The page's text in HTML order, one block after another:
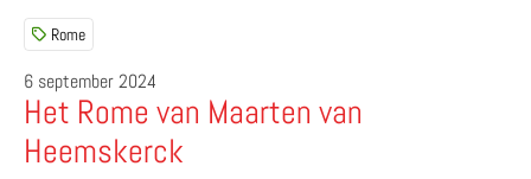
Rome
6 september 2024
Het Rome van Maarten van
Heemskerck